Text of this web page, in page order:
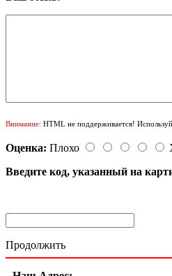
Внимание: HTML не поддерживается!
Оценка: Плохо
Введите код, указанный на
Продолжить